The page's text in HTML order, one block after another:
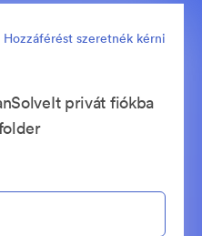
Hozzáférést szeretnék kérni
privát fiókba